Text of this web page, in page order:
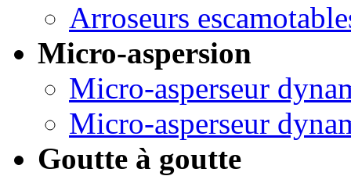
Arroseurs
Micro-aspersion
Micro-asperseur
Micro-asperseur
Goutte à goutte